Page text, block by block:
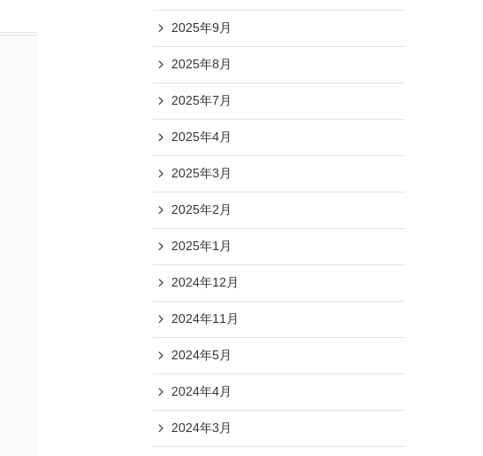
2025年9月
2025年8月
2025年7月
2025年4月
2025年3月
2025年2月
2025年1月
2024年12月
2024年11月
2024年5月
2024年4月
2024年3月